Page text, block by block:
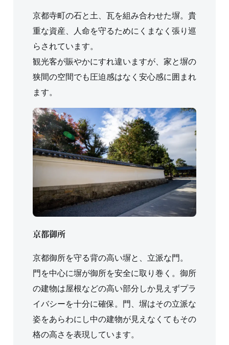
京都寺町の石と土、瓦を組み合わせた塀。貴
重な資産、人命を守るためにくまなく張り巡
らされています。
観光客が賑やかにすれ違いますが、家と塀の
狭間の空間でも圧迫感はなく安心感に囲まれ
ます。
京都御所
京都御所を守る背の高い塀と、立派な門。
門を中心に塀が御所を安全に取り巻く。御所
の建物は屋根などの高い部分しか見えずプラ
イバシーを十分に確保。門、塀はその立派な
姿をあらわにし中の建物が見えなくてもその
格の高さを表現しています。